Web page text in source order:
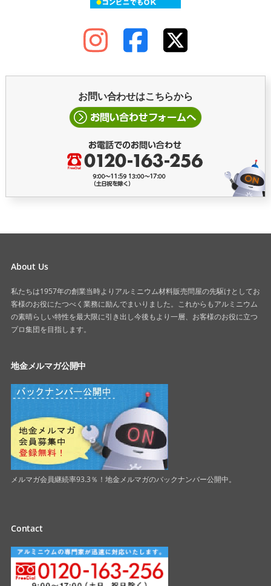
お問い合わせはこちらから
About Us
私たちは1957年の創業当時よりアルミニウム材料販売問屋の先駆けとしてお
客様のお役にたつべく業務に励んでまいりました。これからもアルミニウム
の素晴らしい特性を最大限に引き出し今後もより一層、お客様のお役に立つ
プロ集団を目指します。
地金メルマガ公開中
メルマガ会員継続率93.3％！地金メルマガのバックナンバー公開中。
Contact